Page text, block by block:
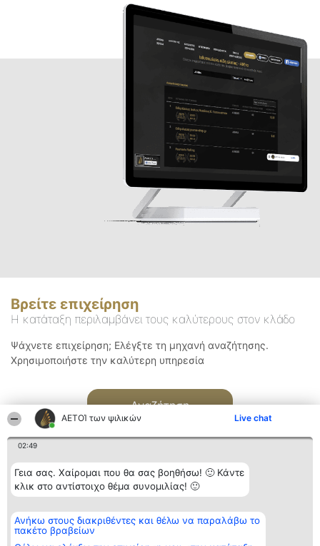
ΑΕΤΟΊ των ψιλικών Live chat
02:49
Γεια σας. Χαίρομαι που θα σας βοηθήσω! 🙂 Κάντε
κλικ στο αντίστοιχο θέμα συνομιλίας! 🙂
Ανήκω στους διακριθέντες και θέλω να παραλάβω το
πακέτο βραβείων
Βρείτε επιχείρηση
Η κατάταξη περιλαμβάνει τους καλύτερους στον κλάδο
Ψάχνετε επιχείρηση; Ελέγξτε τη μηχανή αναζήτησης.
Χρησιμοποιήστε την καλύτερη υπηρεσία
Αναζήτηση
Διοργανωτής της
κατάταξης
BEAUTIFUL COMPANY
Κατάταξη
Διακριθέντες
των
Επικοινωνία
Επικοινωνία